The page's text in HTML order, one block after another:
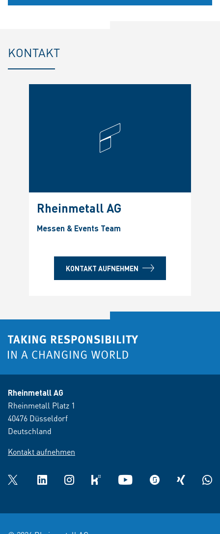
KONTAKT
Rheinmetall AG
Messen & Events Team
KONTAKT AUFNEHMEN
Rheinmetall AG
Rheinmetall Platz 1
40476 Düsseldorf
Deutschland
Kontakt aufnehmen
Twitter LinkedInInstagramkununu YouTube glassdoorXING